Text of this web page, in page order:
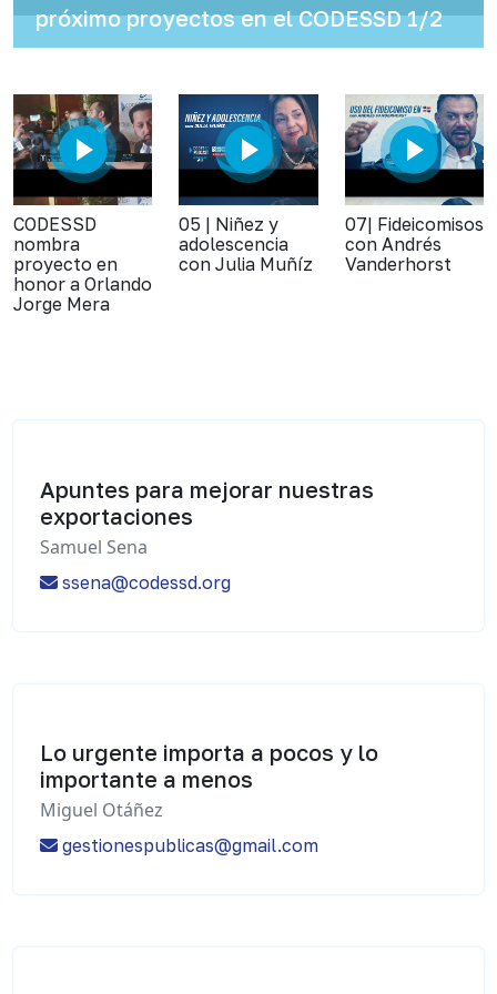
próximo proyectos en el CODESSD 1/2
CODESSD
nombra
proyecto en
honor a Orlando
Jorge Mera
05 | Niñez y
adolescencia
con Julia Muñíz
07| Fideicomisos
con Andrés
Vanderhorst
Apuntes para mejorar nuestras
exportaciones
Samuel Sena
ssena@codessd.org
Lo urgente importa a pocos y lo
importante a menos
Miguel Otáñez
gestionespublicas@gmail.com